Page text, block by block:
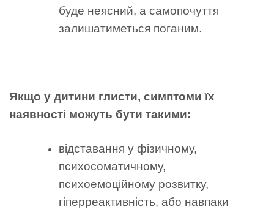
буде неясний, а самопочуття
залишатиметься поганим.
Якщо у дитини глисти, симптоми їх
наявності можуть бути такими:
відставання у фізичному,
психосоматичному,
психоемоційному розвитку,
гіперреактивність, або навпаки